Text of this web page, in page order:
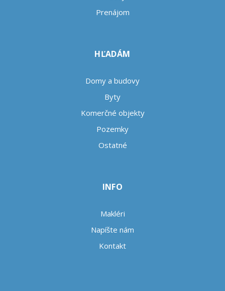
Prenájom
HĽADÁM
Domy a budovy
Byty
Komerčné objekty
Pozemky
Ostatné
INFO
Makléri
Napíšte nám
Kontakt